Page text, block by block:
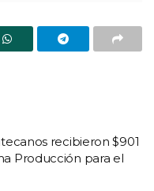
Víctor Rosales, Zac., y
que se presentan, la
dar un mejor servicio,
mediante la
su preparación.
de la Unidad de
recibieron $901
Producción para el